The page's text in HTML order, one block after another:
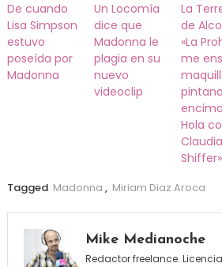
De cuando
Lisa Simpson
estuvo
poseída por
Madonna
Un Locomía
dice que
Madonna le
plagia en su
nuevo
videoclip
La
de
«La
me
Hola
Claudia
Shiffer»
Tagged Madonna , Miriam Diaz Aroca
Mike Medianoche
Redactor freelance.